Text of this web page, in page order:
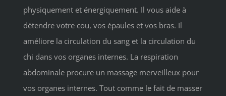
physiquement et énergiquement. Il vous aide à
détendre votre cou, vos épaules et vos bras. Il
améliore la circulation du sang et la circulation du
chi dans vos organes internes. La respiration
abdominale procure un massage merveilleux pour
vos organes internes. Tout comme le fait de masser